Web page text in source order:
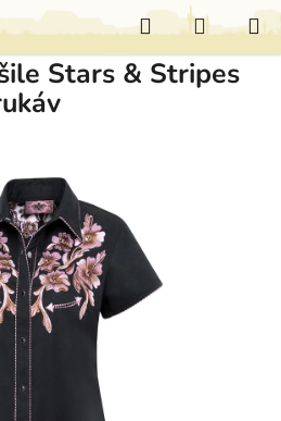
Hledat
KOŠÍK
Stars & Stripes